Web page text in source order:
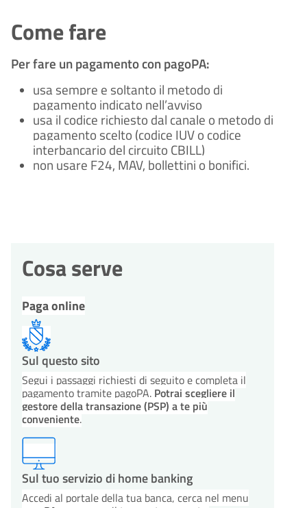
Come fare
Per fare un pagamento con pagoPA:
usa sempre e soltanto il metodo di
pagamento indicato nell’avviso
usa il codice richiesto dal canale o metodo di
pagamento scelto (codice IUV o codice
interbancario del circuito CBILL)
non usare F24, MAV, bollettini o bonifici.
Cosa serve
Paga online
Sul questo sito
Segui i passaggi richiesti di seguito e completa il
pagamento tramite pagoPA. Potrai scegliere il
gestore della transazione (PSP) a te più
conveniente.
Sul tuo servizio di home banking
Accedi al portale della tua banca, cerca nel menu